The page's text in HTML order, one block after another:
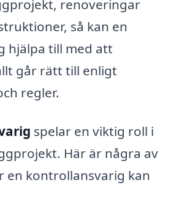
renoveringar
så kan en
hjälpa till med att
går rätt till enligt
regler.
spelar en viktig roll i
Här är några av
en kontrollansvarig kan